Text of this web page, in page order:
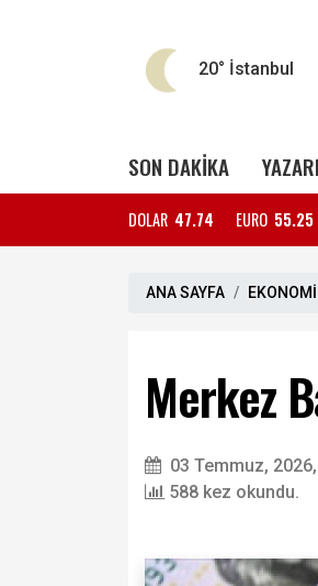
20° İstanbul
SON DAKİKA
DOLAR 47.74 EURO 55.25
ANA SAYFA EKONOMİ
Merkez
03 Temmuz,
588 kez okundu.